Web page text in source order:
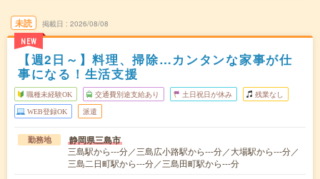
未読
NEW
掲載日 2026/08/08
【週2日～】料理、掃除…カンタンな家事が仕
事になる！生活支援
職種未経験OK 交通費別途支給あり 土日祝日が休み 残業なし
WEB登録OK 派遣
勤務地 静岡県三島市
三島駅から---分／三島広小路駅から---分／大場駅から---分／
三島二日町駅から---分／三島田町駅から---分